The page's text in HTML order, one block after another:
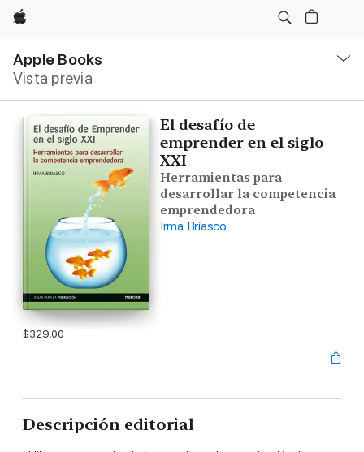
Apple
Apple Books
Vista previa
local
Abrir
El desafío de
emprender en el siglo
XXI
Herramientas para
desarrollar la competencia
emprendedora
Irma Briasco
$329.00
Descripción editorial